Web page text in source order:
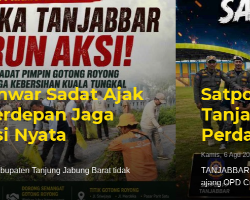
Tipis 1-0 atas RSUD
Tiga Poin
Cup 2026
Kabupaten Tanjung Jabung Barat mengawali langkahnya di